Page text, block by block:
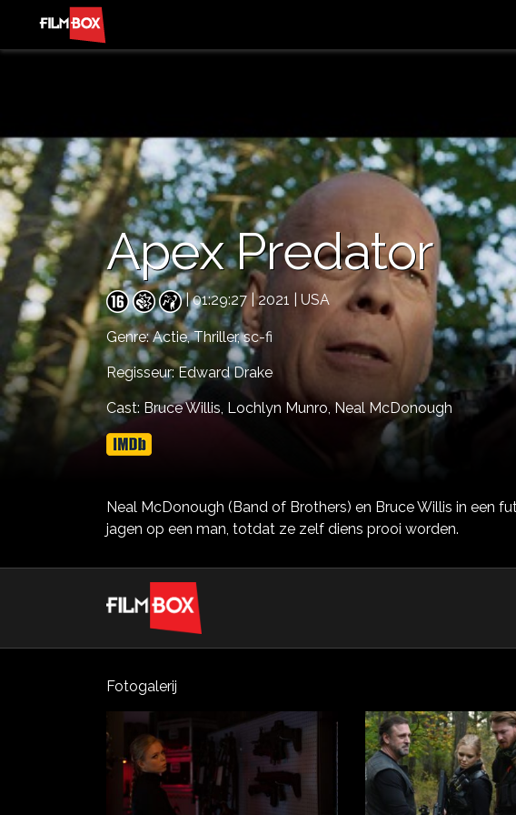
Apex Predator
| 01:29:27 | 2021 | USA
Genre:Actie,Thriller,sc-fi
Regisseur: Edward Drake
Cast: Bruce Willis, Lochlyn Munro,Neal McDonough
Neal McDonough (Band of Brothers) en Bruce Willis in een
jagen op een man, totdat ze zelf diens prooi worden.
Fotogalerij